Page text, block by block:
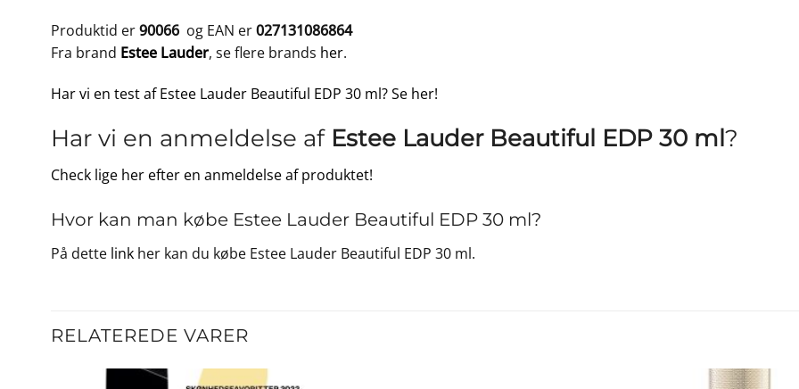
Produktid er90066 og EAN er027131086864
Fra brand Estee Lauder, se flere brands her.
Har vi en test af Estee Lauder Beautiful EDP 30 ml? Se her!
Har vi en anmeldelse af Estee Lauder Beautiful EDP 30 ml ?
Check lige her efter en anmeldelse af produktet!
Hvor kan man købe Estee Lauder Beautiful EDP 30 ml?
På dette link her kan du købe Estee Lauder Beautiful EDP 30 ml.
RELATEREDE VARER